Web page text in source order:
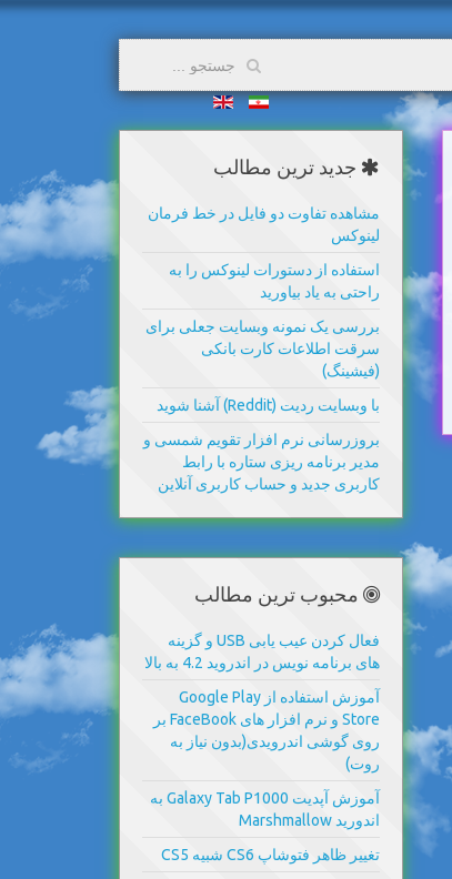
جدید ترین مطالب
مشاهده تفاوت دو فایل در خط فرمان
لینوکس
استفاده از دستورات لینوکس را به
راحتی به یاد بیاورید
بررسی یک نمونه وبسایت جعلی برای
سرقت اطلاعات کارت بانکی
(فیشینگ)
با وبسایت ردیت (Reddit) آشنا شوید
بروزرسانی نرم افزار تقویم شمسی و
مدیر برنامه ریزی ستاره با رابط
کاربری جدید و حساب کاربری آنلاین
محبوب ترین مطالب
فعال کردن عیب یابی USB و گزینه
های برنامه نویس در اندروید 4.2 به بالا
آموزش استفاده از Google Play
Store و نرم افزار های FaceBook بر
روی گوشی اندرویدی(بدون نیاز به
روت)
آموزش آپدیت Galaxy Tab P1000 به
اندورید Marshmallow
تغییر ظاهر فتوشاپ CS6 شبیه CS5